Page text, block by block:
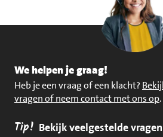
We helpen je graag!
Heb je een vraag of een klacht?
vragen of neem contact met ons op.
Tip! Bekijk veelgestelde vragen